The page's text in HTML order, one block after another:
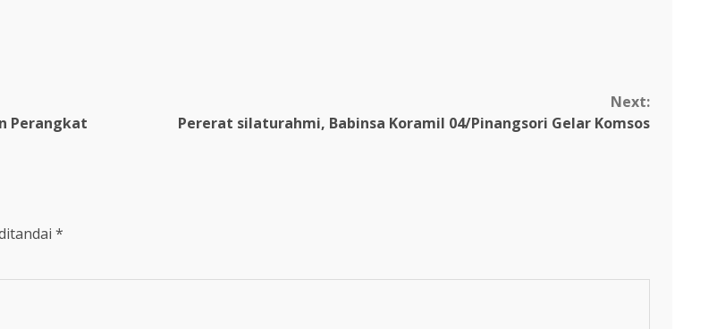
Perangkat
Next:
Pererat silaturahmi, Babinsa Koramil 04/Pinangsori Gelar Komsos
*